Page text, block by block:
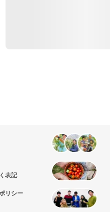
表記
リシー